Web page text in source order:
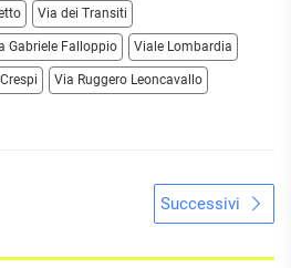
Via dei Transiti
Gabriele Falloppio Viale Lombardia
Via Ruggero Leoncavallo
Successivi